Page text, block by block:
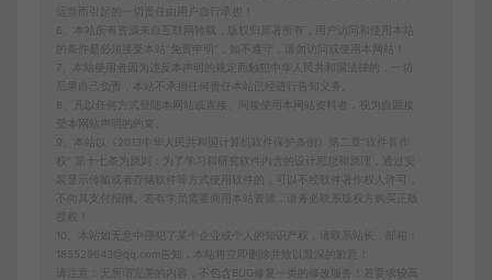
6、本站所有资源来自互联网转载，版权归原著所有，用户访问和使用本站
的条件是必须接受本站“免责申明”，如不遵守，请勿访问或使用本网站！
7、本站使用者因为违反本声明的规定而触犯中华人民共和国法律的，一切
后果自己负责，本站不承担任何责任本站已经进行告知义务。
8、凡以任何方式登陆本网站或直接、间接使用本网站资料者，视为自愿接
受本网站声明的约束。
9、本站以《2013中华人民共和国计算机软件保护条例》第二章"软件菩作
权” 第十七条为原则：为了学习和研究软件内含的设计思想和原理，通过安
装显示传输或者存储软件等方式使用软件的，可以不经软件著作权人许可，
不向其支付报酬。若有学员需要商用本站资源，请务必联系版权方购买正版
10、本站如无意中侵犯了某个企业或个人的知识产权，请联系站长，邮箱：
185529643@qq.com告知，本站将立即删除并致以最深的歉意！
请注意：无所谓完美的内容，不包含BUG修复一类的修改服务！若要求较高